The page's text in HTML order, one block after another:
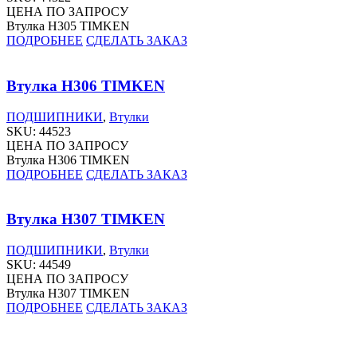
ЦЕНА ПО ЗАПРОСУ
Втулка H305 TIMKEN
ПОДРОБНЕЕ СДЕЛАТЬ ЗАКАЗ
Втулка H306 TIMKEN
ПОДШИПНИКИ, Втулки
SKU: 44523
ЦЕНА ПО ЗАПРОСУ
Втулка H306 TIMKEN
ПОДРОБНЕЕ СДЕЛАТЬ ЗАКАЗ
Втулка H307 TIMKEN
ПОДШИПНИКИ, Втулки
SKU: 44549
ЦЕНА ПО ЗАПРОСУ
Втулка H307 TIMKEN
ПОДРОБНЕЕ СДЕЛАТЬ ЗАКАЗ